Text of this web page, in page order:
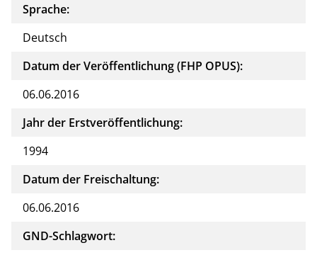
Sprache:
Deutsch
Datum der Veröffentlichung (FHP OPUS):
06.06.2016
Jahr der Erstveröffentlichung:
1994
Datum der Freischaltung:
06.06.2016
GND-Schlagwort: